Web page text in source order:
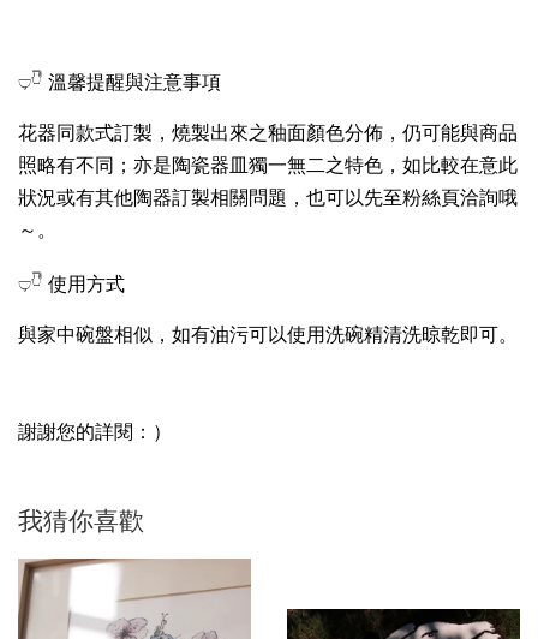
𓂑𓎹 溫馨提醒與注意事項
花器同款式訂製，燒製出來之釉面顏色分佈，仍可能與商品
照略有不同；亦是陶瓷器皿獨一無二之特色，如比較在意此
狀況或有其他陶器訂製相關問題，也可以先至粉絲頁洽詢哦
～。
𓂑𓎹 使用方式
與家中碗盤相似，如有油污可以使用洗碗精清洗晾乾即可。
謝謝您的詳閱：）
我猜你喜歡